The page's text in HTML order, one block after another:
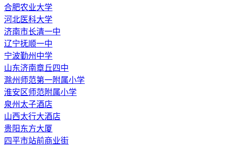
合肥农业大学
河北医科大学
济南市长清一中
辽宁抚顺一中
宁波勤州中学
山东济南章丘四中
滁州师范第一附属小学
淮安区师范附属小学
泉州太子酒店
山西太行大酒店
贵阳东方大厦
四平市站前商业街